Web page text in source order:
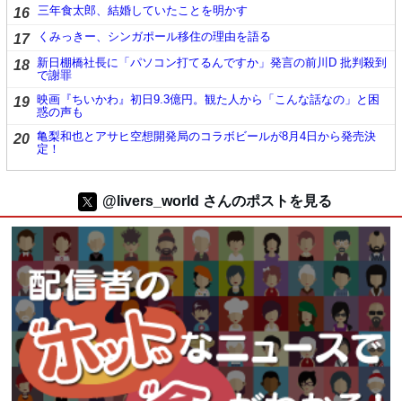
16 三年食太郎、結婚していたことを明かす
17 くみっきー、シンガポール移住の理由を語る
18 新日棚橋社長に「パソコン打てるんですか」発言の前川D 批判殺到
で謝罪
19 映画『ちいかわ』初日9.3億円。観た人から「こんな話なの」と困
惑の声も
20 亀梨和也とアサヒ空想開発局のコラボビールが8月4日から発売決
定！
@livers_world さんのポストを見る